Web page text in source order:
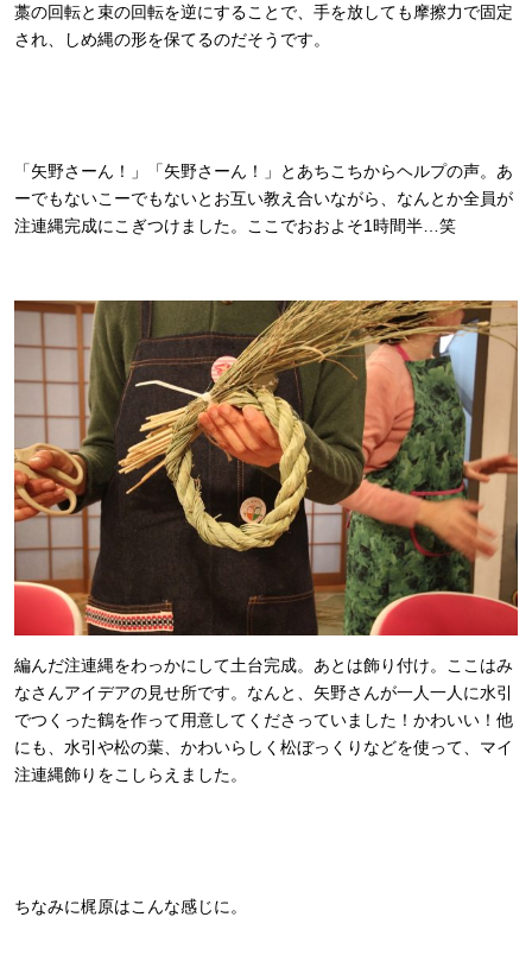
藁の回転と束の回転を逆にすることで、手を放しても摩擦力で固定
され、しめ縄の形を保てるのだそうです。
「矢野さーん！」「矢野さーん！」とあちこちからヘルプの声。あ
ーでもないこーでもないとお互い教え合いながら、なんとか全員が
注連縄完成にこぎつけました。ここでおおよそ1時間半…笑
編んだ注連縄をわっかにして土台完成。あとは飾り付け。ここはみ
なさんアイデアの見せ所です。なんと、矢野さんが一人一人に水引
でつくった鶴を作って用意してくださっていました！かわいい！他
にも、水引や松の葉、かわいらしく松ぼっくりなどを使って、マイ
注連縄飾りをこしらえました。
ちなみに梶原はこんな感じに。